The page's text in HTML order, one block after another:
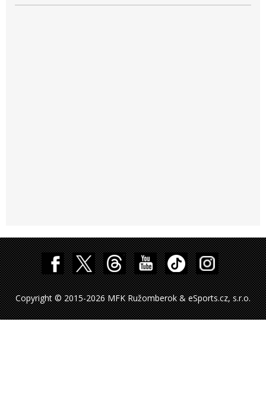
Copyright © 2015-2026 MFK Ružomberok & eSports.cz, s.r.o.